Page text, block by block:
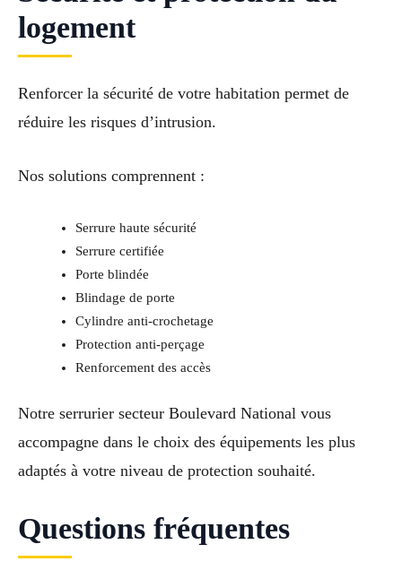
logement
Renforcer la sécurité de votre habitation permet de
réduire les risques d’intrusion.
Nos solutions comprennent :
Serrure haute sécurité
Serrure certifiée
Porte blindée
Blindage de porte
Cylindre anti-crochetage
Protection anti-perçage
Renforcement des accès
Notre serrurier secteur Boulevard National vous
accompagne dans le choix des équipements les plus
adaptés à votre niveau de protection souhaité.
Questions fréquentes